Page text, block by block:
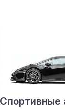
Спортивные